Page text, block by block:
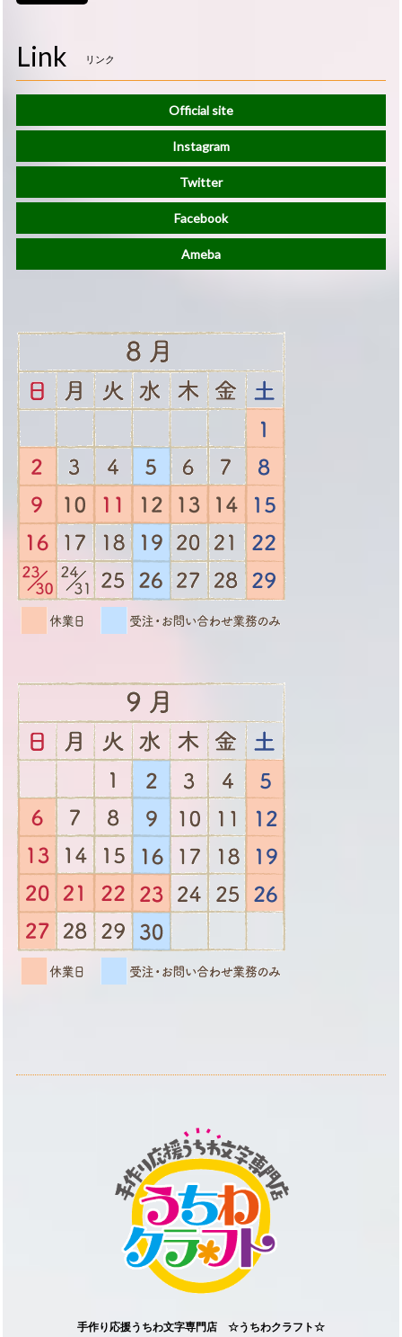
Link リンク
Official site
Instagram
Twitter
Facebook
Ameba
手作り応援うちわ文字専門店 ☆うちわクラフト☆